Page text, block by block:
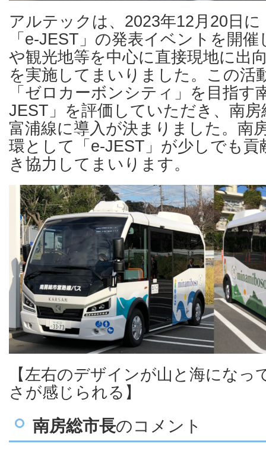
アルテックは、2023年12月20日
「e-JEST」の発表イベントを開
や観光地等を中心に直接現地に出
を実施してまいりました。この活
「ゼロカーボンシティ」を目指す
JEST」を評価していただき、南
富浦線に導入が決まりました。南
環として「e-JEST」が少しでも
き協力してまいります。
【左右のデザインが山と海になっ
さが感じられる】
南房総市長のコメント